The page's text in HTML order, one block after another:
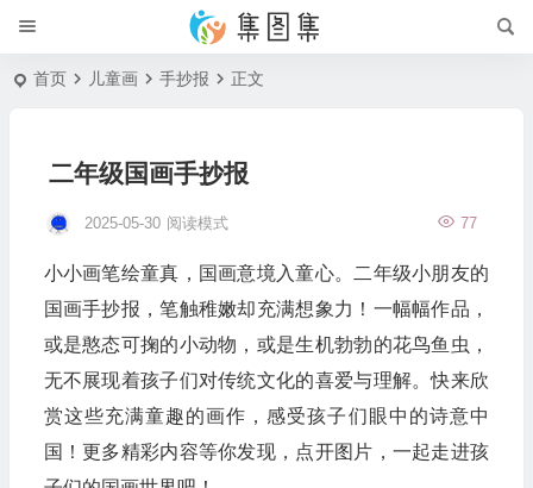
首页 儿童画 手抄报 正文
二年级国画手抄报
2025-05-30 77
阅读模式
小小画笔绘童真，国画意境入童心。二年级小朋友的
国画手抄报，笔触稚嫩却充满想象力！一幅幅作品，
或是憨态可掬的小动物，或是生机勃勃的花鸟鱼虫，
无不展现着孩子们对传统文化的喜爱与理解。快来欣
赏这些充满童趣的画作，感受孩子们眼中的诗意中
国！更多精彩内容等你发现，点开图片，一起走进孩